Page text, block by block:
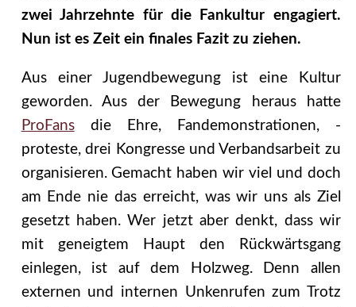
zwei Jahrzehnte für die Fankultur engagiert.
Nun ist es Zeit ein finales Fazit zu ziehen.
Aus einer Jugendbewegung ist eine Kultur
geworden. Aus der Bewegung heraus hatte
ProFansdie Ehre, Fandemonstrationen, -
proteste, drei Kongresse und Verbandsarbeit zu
organisieren. Gemacht haben wir viel und doch
am Ende nie das erreicht, was wir uns als Ziel
gesetzt haben. Wer jetzt aber denkt, dass wir
mit geneigtem Haupt den Rückwärtsgang
einlegen, ist auf dem Holzweg. Denn allen
externen und internen Unkenrufen zum Trotz